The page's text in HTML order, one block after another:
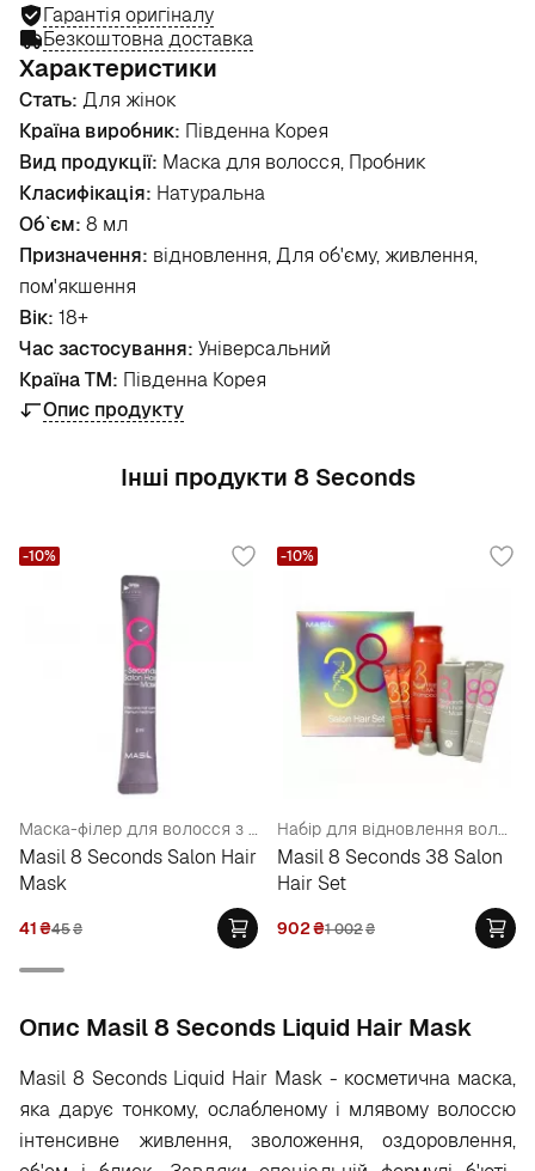
Гарантія оригіналу
Безкоштовна доставка
Характеристики
Стать: Для жінок
Країна виробник: Південна Корея
Вид продукції: Маска для волосся, Пробник
Класифікація: Натуральна
Об`єм: 8 мл
Призначення: відновлення, Для об'єму, живлення,
пом'якшення
Вік: 18+
Час застосування: Універсальний
Країна ТМ: Південна Корея
Опис продукту
Інші продукти 8 Seconds
Маска-філер для волосся з керамідами
Masil 8 Seconds Salon Hair
Mask
41₴45₴
-10%
Набір для відновлення волосся (mask/200ml+8ml*2ea+ shampoo/300ml+8ml*2)
Masil 8 Seconds 38 Salon
Hair Set
902₴1 002₴
-10%
Опис Masil 8 Seconds Liquid Hair Mask
Masil 8 Seconds Liquid Hair Mask - косметична маска,
яка дарує тонкому, ослабленому і млявому волоссю
інтенсивне живлення, зволоження, оздоровлення,